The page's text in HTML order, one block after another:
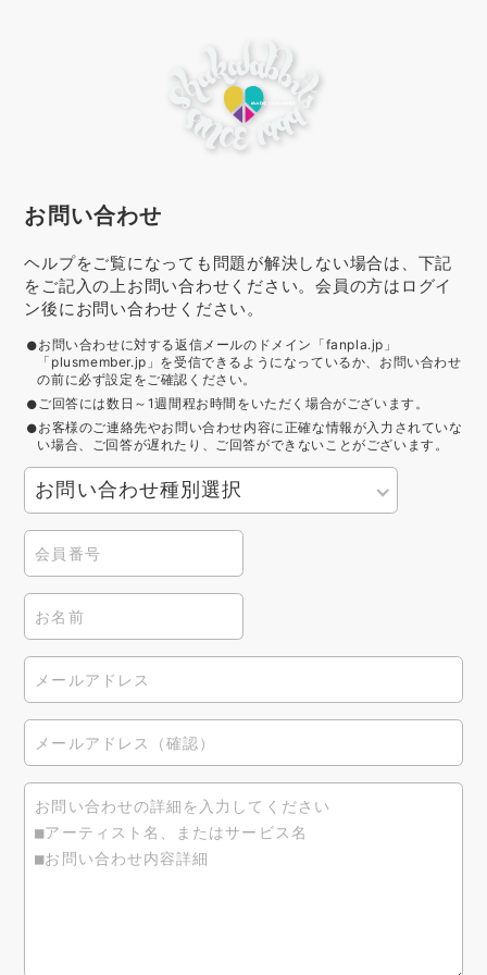
お問い合わせ
ヘルプをご覧になっても問題が解決しない場合は、下記
をご記入の上お問い合わせください。会員の方はログイ
ン後にお問い合わせください。
お問い合わせに対する返信メールのドメイン「fanpla.jp」
「plusmember.jp」を受信できるようになっているか、お問い合わせ
の前に必ず設定をご確認ください。
ご回答には数日～1週間程お時間をいただく場合がございます。
お客様のご連絡先やお問い合わせ内容に正確な情報が入力されていな
い場合、ご回答が遅れたり、ご回答ができないことがございます。